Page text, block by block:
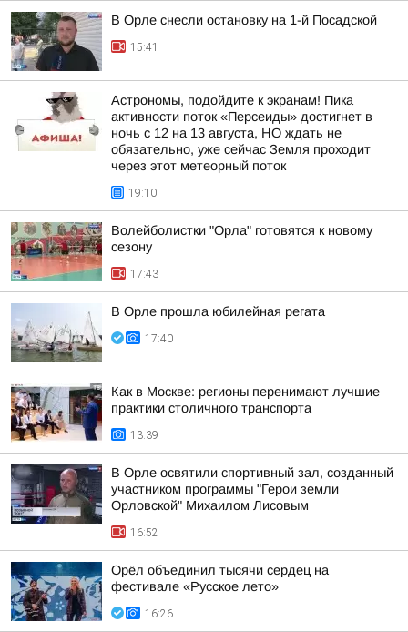
В Орле снесли остановку на 1-й Посадской
15:41
Астрономы, подойдите к экранам! Пика
активности поток «Персеиды» достигнет в
ночь с 12 на 13 августа, НО ждать не
обязательно, уже сейчас Земля проходит
через этот метеорный поток
19:10
Волейболистки "Орла" готовятся к новому
сезону
17:43
В Орле прошла юбилейная регата
17:40
Как в Москве: регионы перенимают лучшие
практики столичного транспорта
13:39
В Орле освятили спортивный зал, созданный
участником программы "Герои земли
Орловской" Михаилом Лисовым
16:52
Орёл объединил тысячи сердец на
фестивале «Русское лето»
16:26